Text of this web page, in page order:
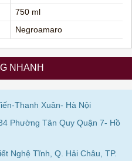
750 ml
Negroamaro
NHANH
Thanh Xuân- Hà Nội
Phường Tân Quy Quận 7- Hồ
Nghệ Tĩnh, Q. Hải Châu, TP.